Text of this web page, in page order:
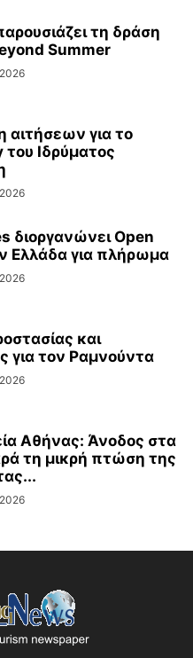
τη δράση
Summer
αιτήσεων για το
Ιδρύματος
διοργανώνει Open
Ελλάδα για πλήρωμα
και
για τον Ραμνούντα
Αθήνας: Άνοδος στα
τη μικρή πτώση της